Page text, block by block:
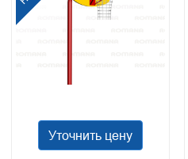
Уточнить цену